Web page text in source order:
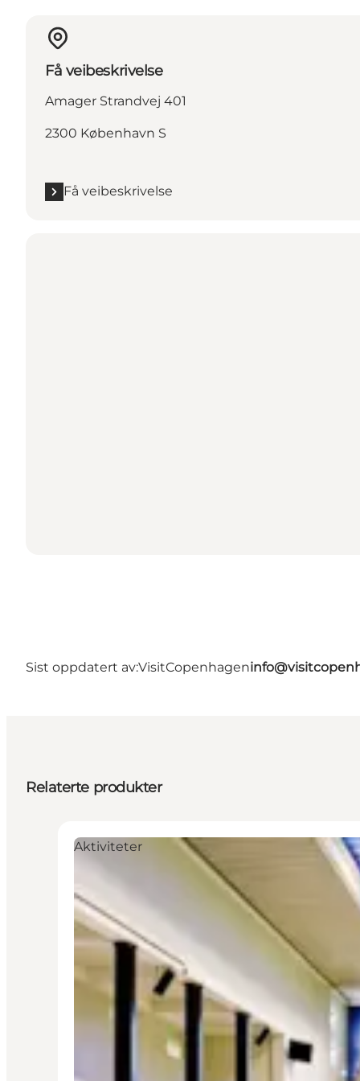
Få veibeskrivelse
Amager Strandvej 401
2300 København S
Få veibeskrivelse
Sist oppdatert av:VisitCopenhagen
Relaterte produkter
Aktiviteter